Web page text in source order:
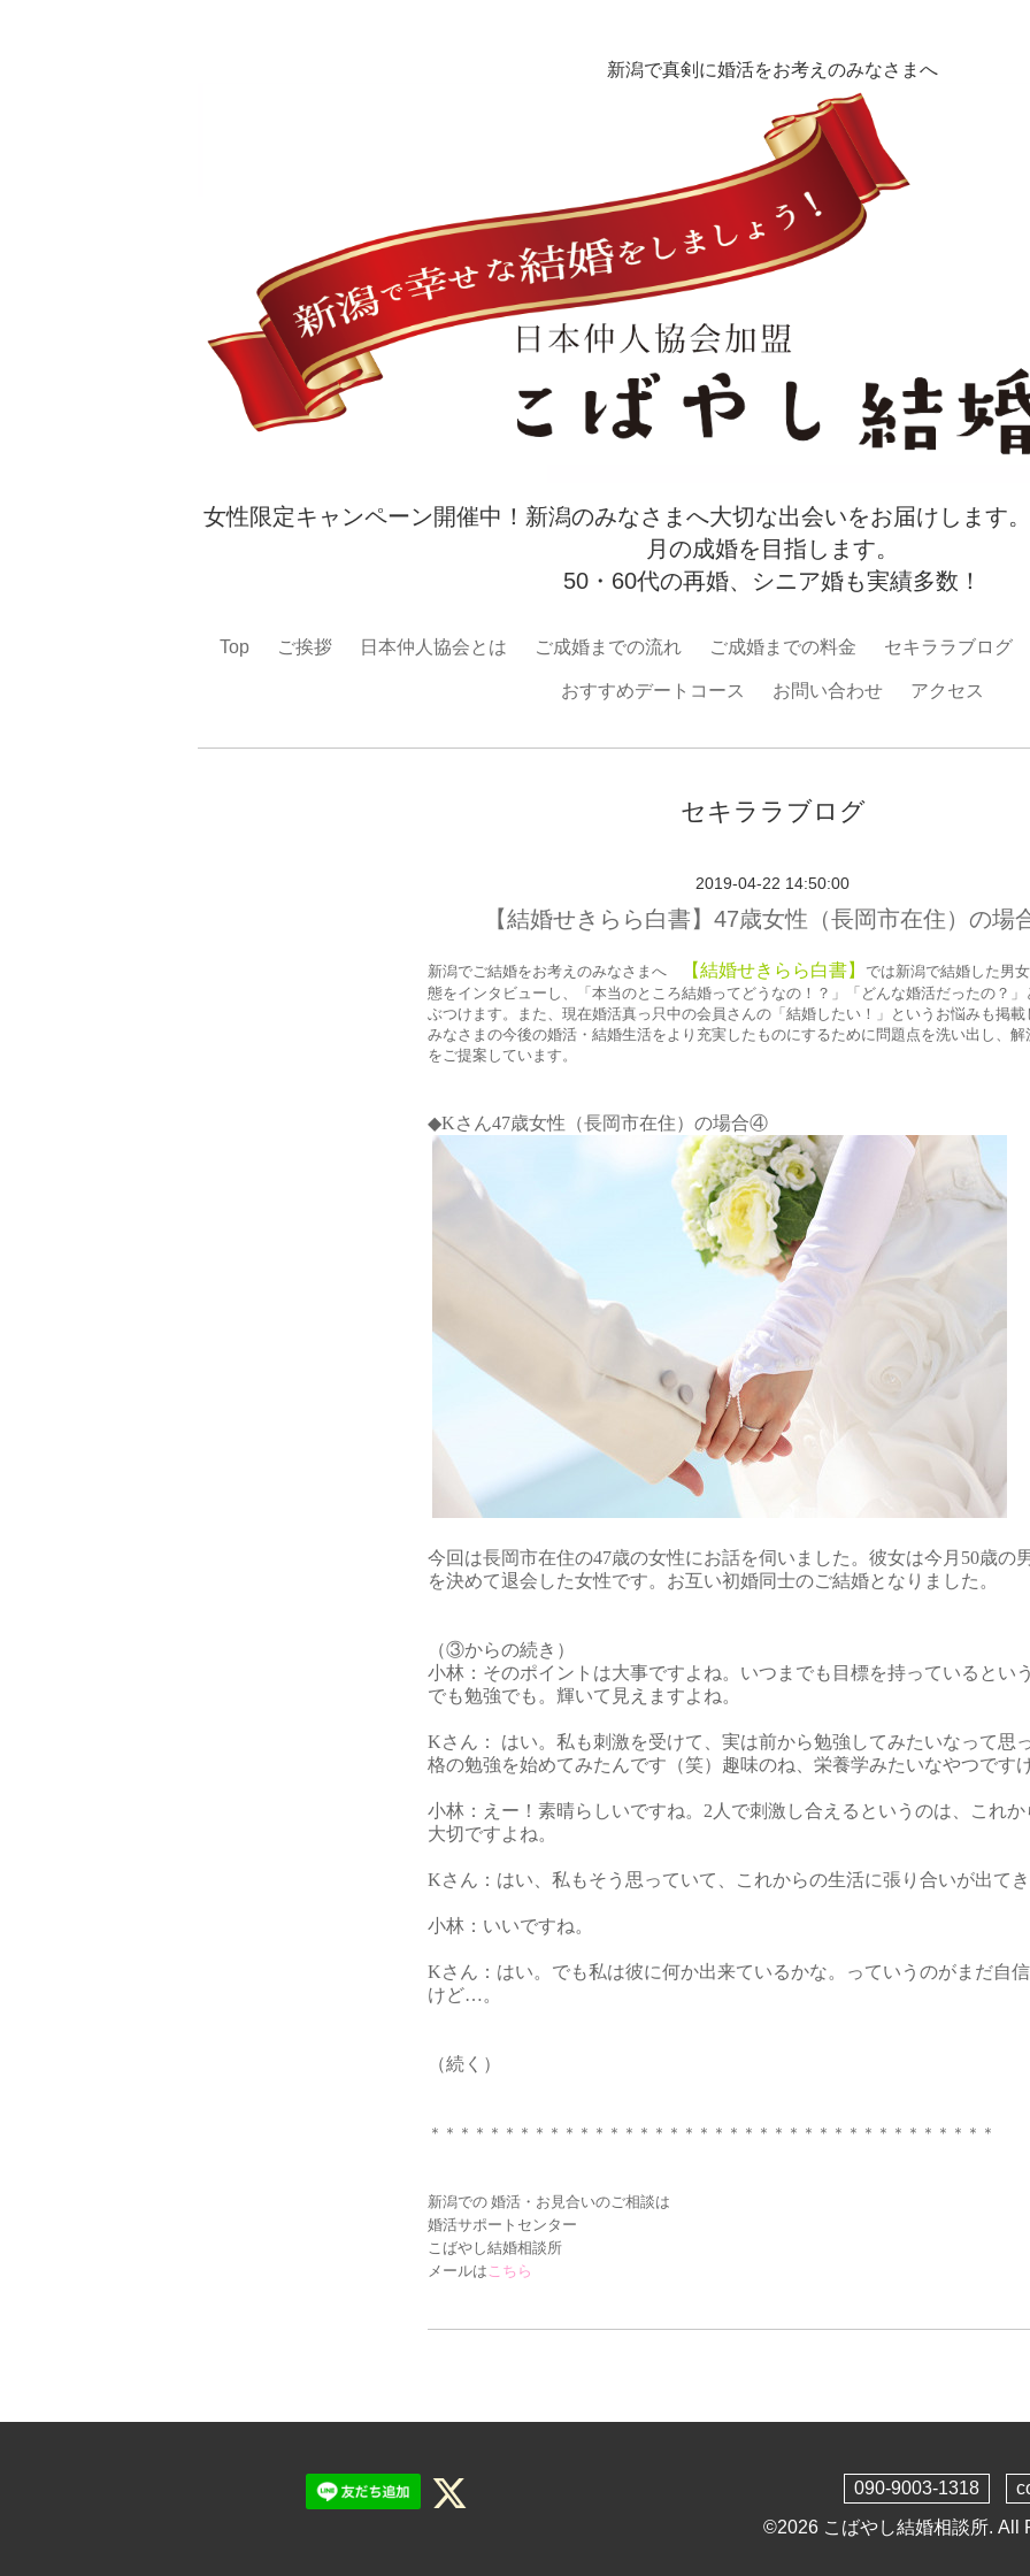
新潟で真剣に婚活をお考えのみなさまへ
女性限定キャンペーン開催中！新潟のみなさまへ大切な出会いをお届けします
月の成婚を目指します。
50・60代の再婚、シニア婚も実績多数！
Top ご挨拶 日本仲人協会とは ご成婚までの流れ ご成婚までの料金 セキララブログ
おすすめデートコース お問い合わせ アクセス
セキララブログ
2019-04-22 14:50:00
【結婚せきらら白書】47歳女性（長岡市在住）の
新潟でご結婚をお考えのみなさまへ 【結婚せきらら白書】
では新潟で結婚した男
態をインタビューし、「本当のところ結婚ってどうなの！？」「どんな婚活だったの？」
ぶつけます。また、現在婚活真っ只中の会員さんの「結婚したい！」というお悩みも掲載
みなさまの今後の婚活・結婚生活をより充実したものにするために問題点を洗い出し、解
をご提案しています。
◆Kさん47歳女性（長岡市在住）の場合④
今回は長岡市在住の47歳の女性にお話を伺いました。彼女は今月50歳の
を決めて退会した女性です。お互い初婚同士のご結婚となりました。
（③からの続き）
小林：そのポイントは大事ですよね。いつまでも目標を持っているとい
でも勉強でも。輝いて見えますよね。
Kさん： はい。私も刺激を受けて、実は前から勉強してみたいなって思
格の勉強を始めてみたんです（笑）趣味のね、栄養学みたいなやつですけ
小林：えー！素晴らしいですね。2人で刺激し合えるというのは、これ
大切ですよね。
Kさん：はい、私もそう思っていて、これからの生活に張り合いが出てき
小林：いいですね。
Kさん：はい。でも私は彼に何か出来ているかな。っていうのがまだ自
けど…。
（続く）
＊＊＊＊＊＊＊＊＊＊＊＊＊＊＊＊＊＊＊＊＊＊＊＊＊＊＊＊＊＊＊＊＊＊＊＊＊＊
新潟での 婚活・お見合いの ご相談は
婚活サポートセンター
こばやし結婚相談所
メールは こちら
090-9003-1318
©2026 こばやし結婚相談所. All